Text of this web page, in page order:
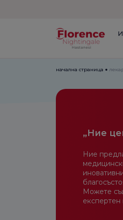
начална страница
„Ние
Ние
Можете